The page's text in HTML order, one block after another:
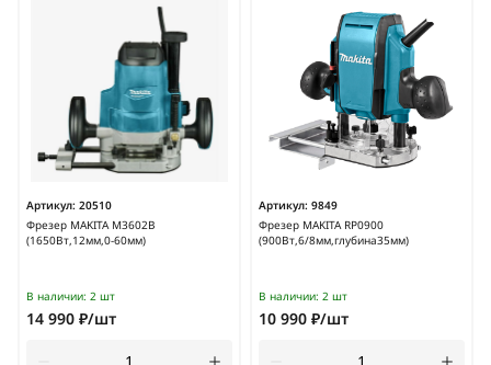
Артикул: 20510
Фрезер MAKITA M3602B
(1650Вт,12мм,0-60мм)
В наличии: 2 шт
14 990 ₽/шт
Артикул: 9849
Фрезер MAKITA RP0900
(900Вт,6/8мм,глубина35мм)
В наличии: 2 шт
10 990 ₽/шт